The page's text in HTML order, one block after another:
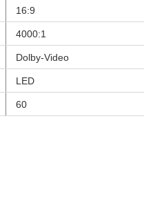
16:9
4000:1
Dolby-Video
LED
60